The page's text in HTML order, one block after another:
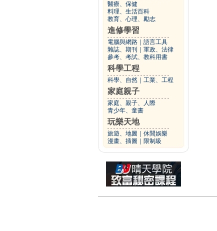
醫療、保健
料理、生活百科
教育、心理、勵志
進修學習
電腦與網路
語言工具
雜誌、期刊
軍政、法律
參考、考試、教科用書
科學工程
科學、自然 工業、工程
家庭親子
家庭、親子、人際
青少年、童書
玩樂天地
旅遊、地圖
休閒娛樂
漫畫、插圖
限制級